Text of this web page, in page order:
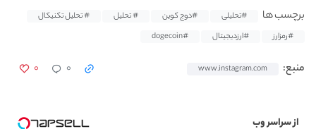
برچسب ها
#تحلیلی #دوج کوین # تحلیل
# تحلیل تکنیکال
#رمزارز
#ارزدیجیتال #dogecoin
منبع: www.instagram.com ۰ ۰
از سراسر وب